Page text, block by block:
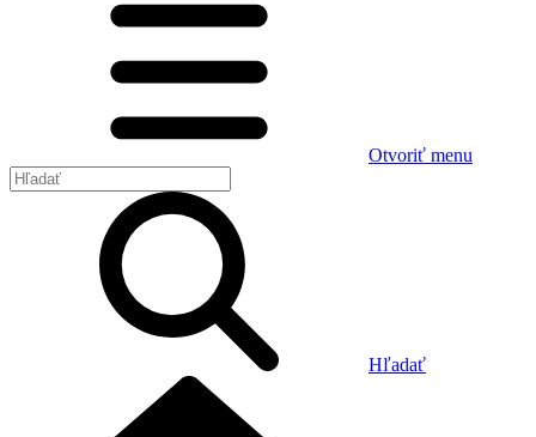
Otvoriť menu
Hľadať